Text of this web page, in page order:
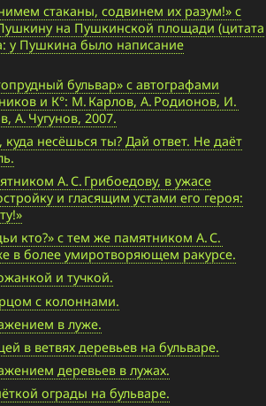
стаканы, содвинем их разум!» с
на Пушкинской площади (цитата
у Пушкина было написание
бульвар» с автографами
и К°: М. Карлов, А. Родионов, И.
А. Чугунов, 2007.
несёшься ты? Дай ответ. Не даёт
А. С. Грибоедову, в ужасе
и гласящим устами его героя:
кто?» с тем же памятником А. С.
в более умиротворяющем ракурсе.
и тучкой.
с колоннами.
в луже.
в ветвях деревьев на бульваре.
деревьев в лужах.
ограды на бульваре.